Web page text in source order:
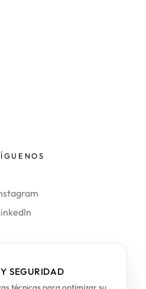
SEGURIDAD